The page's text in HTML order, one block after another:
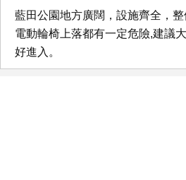
藍田公園地方廣闊，設施齊全，
電動輪椅上落都有一定危險,建議
好進入。